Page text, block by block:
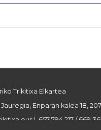
Trikitixa Elkartea
Enparan kalea 18,
| 657 794 217 / 669